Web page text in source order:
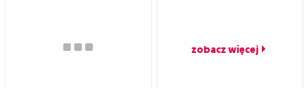
zobacz więcej